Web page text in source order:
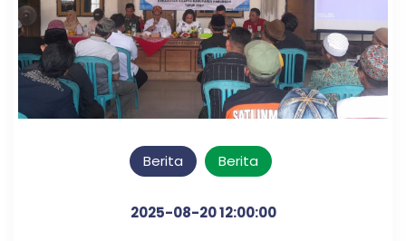
Berita Berita
2025-08-20 12:00:00